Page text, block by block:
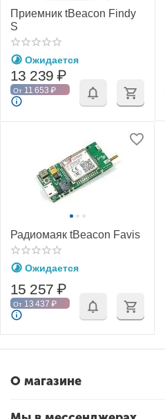
Приемник tBeacon Findy
S
Ожидается
13 239 ₽
От 11 653 ₽
Радиомаяк tBeacon Favis
Ожидается
15 257 ₽
От 13 437 ₽
О магазине